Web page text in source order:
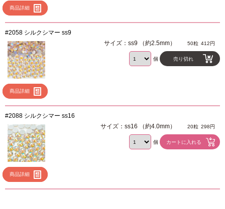
商品詳細
#2058 シルクシマー ss9
商品詳細
サイズ：ss9 （約2.5mm） 50粒 412円
個 売り切れ
#2088 シルクシマー ss16
商品詳細
サイズ：ss16 （約4.0mm） 20粒 298円
個